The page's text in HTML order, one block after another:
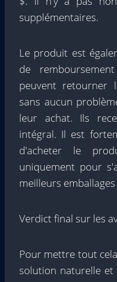
supplémentaires.
Le produit est
de
peuvent retourner
sans aucun
leur achat. Ils
intégral. Il est
d'acheter le
uniquement pour
meilleurs
Verdict final sur les
Pour mettre tout
solution naturelle